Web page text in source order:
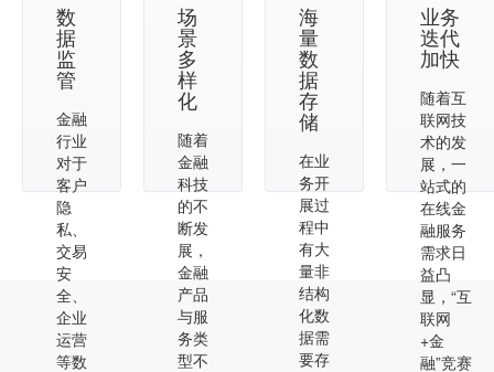
数
据
监
管
金融
行业
对于
客户
隐
私、
交易
安
全、
企业
运营
等数
场
景
多
样
化
随着
金融
科技
的不
断发
展，
金融
产品
与服
务类
型不
海
量
数
据
存
储
在业
务开
展过
程中
有大
量非
结构
化数
据需
要存
业务
迭代
加快
随着互
联网技
术的发
展，一
站式的
在线金
融服务
需求日
益凸
显，“互
联网
+金
融”竞赛